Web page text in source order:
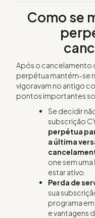
Como se
Após o cancelamento
perpétua mantém-se
vigoravam no antigo
pontos importantes
Se decidir
subscrição
perpétua
a última
one sem
estar ativo.
Perda de
sua
programa em
e vantagens